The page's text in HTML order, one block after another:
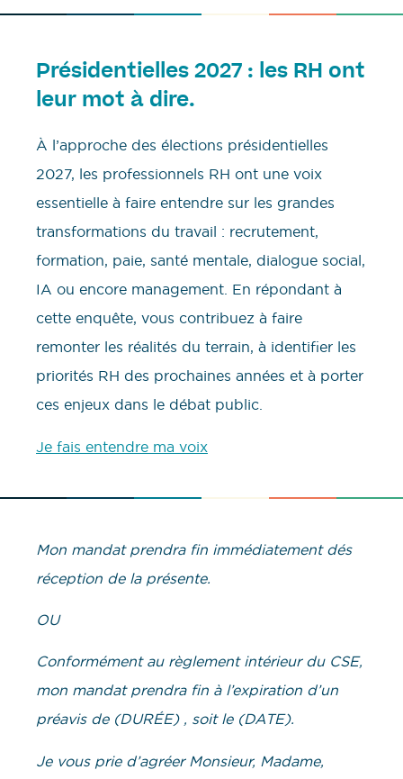
Présidentielles 2027 : les RH ont
leur mot à dire.
À l’approche des élections présidentielles
2027, les professionnels RH ont une voix
essentielle à faire entendre sur les grandes
transformations du travail : recrutement,
formation, paie, santé mentale, dialogue social,
IA ou encore management. En répondant à
cette enquête, vous contribuez à faire
remonter les réalités du terrain, à identifier les
priorités RH des prochaines années et à porter
ces enjeux dans le débat public.
Je fais entendre ma voix
Mon mandat prendra fin immédiatement dés
réception de la présente.
OU
Conformément au règlement intérieur du CSE,
mon mandat prendra fin à l’expiration d’un
préavis de (DURÉE) , soit le (DATE).
Je vous prie d’agréer Monsieur, Madame,